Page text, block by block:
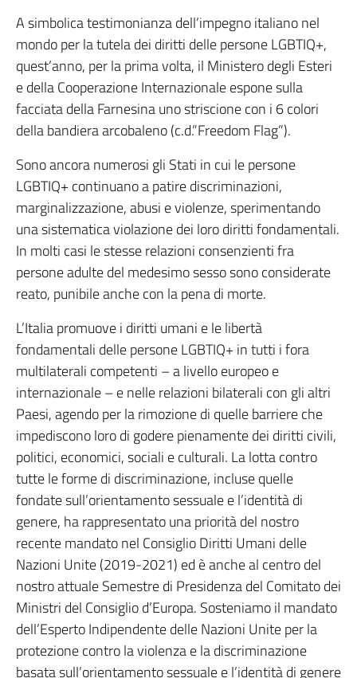
A simbolica testimonianza dell’impegno italiano nel
mondo per la tutela dei diritti delle persone LGBTIQ+,
quest’anno, per la prima volta, il Ministero degli Esteri
e della Cooperazione Internazionale espone sulla
facciata della Farnesina uno striscione con i 6 colori
della bandiera arcobaleno (c.d.”Freedom Flag”).
Sono ancora numerosi gli Stati in cui le persone
LGBTIQ+ continuano a patire discriminazioni,
marginalizzazione, abusi e violenze, sperimentando
una sistematica violazione dei loro diritti fondamentali.
In molti casi le stesse relazioni consenzienti fra
persone adulte del medesimo sesso sono considerate
reato, punibile anche con la pena di morte.
L’Italia promuove i diritti umani e le libertà
fondamentali delle persone LGBTIQ+ in tutti i fora
multilaterali competenti – a livello europeo e
internazionale – e nelle relazioni bilaterali con gli altri
Paesi, agendo per la rimozione di quelle barriere che
impediscono loro di godere pienamente dei diritti civili,
politici, economici, sociali e culturali. La lotta contro
tutte le forme di discriminazione, incluse quelle
fondate sull’orientamento sessuale e l’identità di
genere, ha rappresentato una priorità del nostro
recente mandato nel Consiglio Diritti Umani delle
Nazioni Unite (2019-2021) ed è anche al centro del
nostro attuale Semestre di Presidenza del Comitato dei
Ministri del Consiglio d’Europa. Sosteniamo il mandato
dell’Esperto Indipendente delle Nazioni Unite per la
protezione contro la violenza e la discriminazione
basata sull’orientamento sessuale e l’identità di genere